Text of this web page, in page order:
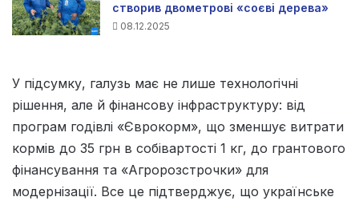
створив двометрові «соєві дерева»
08.12.2025
У підсумку, галузь має не лише технологічні
рішення, але й фінансову інфраструктуру: від
програм годівлі «Єврокорм», що зменшує витрати
кормів до 35 грн в собівартості 1 кг, до грантового
фінансування та «Агророзстрочки» для
модернізації. Все це підтверджує, що українське